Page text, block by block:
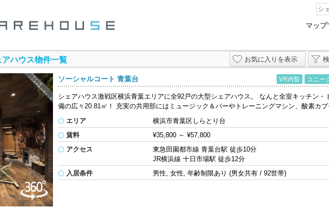
マップ
ハウス物件一覧 お気に入りを表示
ソーシャルコート 青葉台 VR内覧 ユニー
シェアハウス激戦区横浜青葉エリアに全92戸の大型シェアハウス。 なんと全室キッチン・
備の広々20.81㎡！ 充実の共用部にはミュージック＆バーやトレーニングマシン、酸素カ
エリア
横浜市青葉区しらとり台
賃料
¥35,800～ ¥57,800
アクセス
東急田園都市線 青葉台駅 徒歩10分
JR横浜線 十日市場駅 徒歩12分
入居条件
男性, 女性, 年齢制限あり (男女共有 / 92世帯)